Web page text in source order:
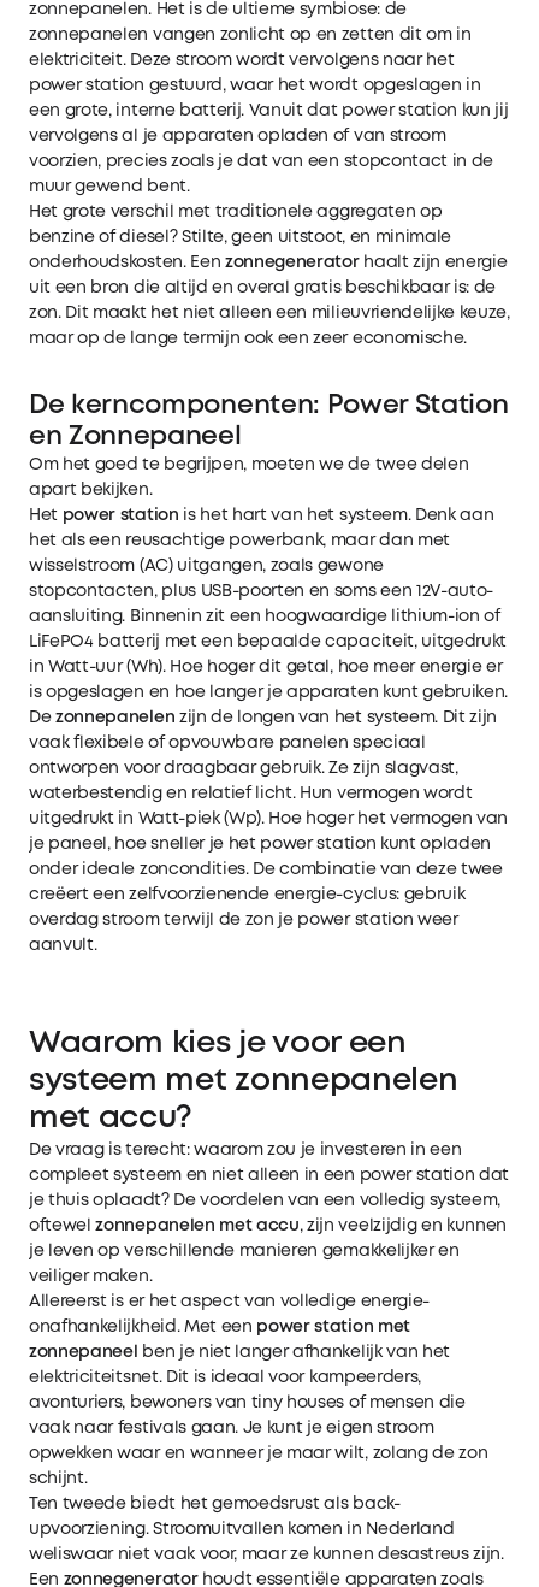
zonnepanelen. Het is de ultieme symbiose: de
zonnepanelen vangen zonlicht op en zetten dit om in
elektriciteit. Deze stroom wordt vervolgens naar het
power station gestuurd, waar het wordt opgeslagen in
een grote, interne batterij. Vanuit dat power station kun jij
vervolgens al je apparaten opladen of van stroom
voorzien, precies zoals je dat van een stopcontact in de
muur gewend bent.
Het grote verschil met traditionele aggregaten op
benzine of diesel? Stilte, geen uitstoot, en minimale
onderhoudskosten. Een zonnegeneratorhaalt zijn energie
uit een bron die altijd en overal gratis beschikbaar is: de
zon. Dit maakt het niet alleen een milieuvriendelijke keuze,
maar op de lange termijn ook een zeer economische.
De kerncomponenten: Power Station
en Zonnepaneel
Om het goed te begrijpen, moeten we de twee delen
apart bekijken.
Het power station is het hart van het systeem. Denk aan
het als een reusachtige powerbank, maar dan met
wisselstroom (AC) uitgangen, zoals gewone
stopcontacten, plus USB-poorten en soms een 12V-auto-
aansluiting. Binnenin zit een hoogwaardige lithium-ion of
LiFePO4 batterij met een bepaalde capaciteit, uitgedrukt
in Watt-uur (Wh). Hoe hoger dit getal, hoe meer energie er
is opgeslagen en hoe langer je apparaten kunt gebruiken.
Dezonnepanelen zijn de longen van het systeem. Dit zijn
vaak flexibele of opvouwbare panelen speciaal
ontworpen voor draagbaar gebruik. Ze zijn slagvast,
waterbestendig en relatief licht. Hun vermogen wordt
uitgedrukt in Watt-piek (Wp). Hoe hoger het vermogen van
je paneel, hoe sneller je het power station kunt opladen
onder ideale zoncondities. De combinatie van deze twee
creëert een zelfvoorzienende energie-cyclus: gebruik
overdag stroom terwijl de zon je power station weer
aanvult.
Waarom kies je voor een
systeem met zonnepanelen
met accu?
De vraag is terecht: waarom zou je investeren in een
compleet systeem en niet alleen in een power station dat
je thuis oplaadt? De voordelen van een volledig systeem,
oftewelzonnepanelen met accu, zijn veelzijdig en kunnen
je leven op verschillende manieren gemakkelijker en
veiliger maken.
Allereerst is er het aspect van volledige energie-
onafhankelijkheid. Met een power station met
zonnepaneel
ben je niet langer afhankelijk van het
elektriciteitsnet. Dit is ideaal voor kampeerders,
avonturiers, bewoners van tiny houses of mensen die
vaak naar festivals gaan. Je kunt je eigen stroom
opwekken waar en wanneer je maar wilt, zolang de zon
schijnt.
Ten tweede biedt het gemoedsrust als back-
upvoorziening. Stroomuitvallen komen in Nederland
weliswaar niet vaak voor, maar ze kunnen desastreus zijn.
Een zonnegeneratorhoudt essentiële apparaten zoals